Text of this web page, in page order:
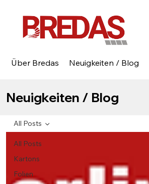
Über Bredas Neuigkeiten / Blog
Neuigkeiten / Blog
All Posts
Kartons
Folien
All Posts